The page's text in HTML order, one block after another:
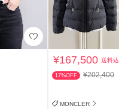
¥167,500送料込
17%OFF ¥202,400
MONCLER